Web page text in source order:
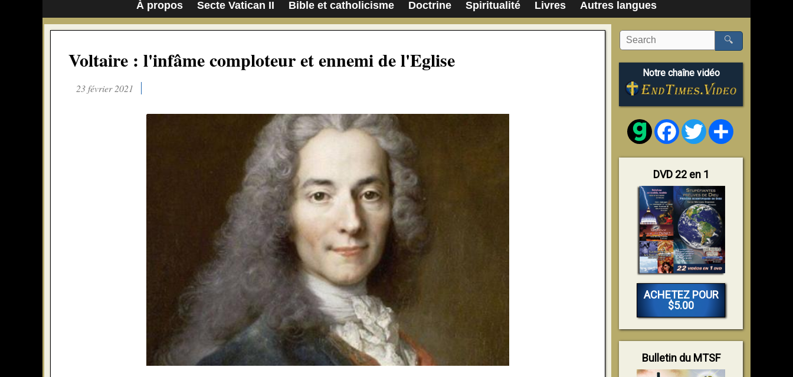
À propos Secte Vatican II Bible et catholicisme Doctrine Spiritualité Livres Autres langues
Voltaire : l'infâme comploteur et ennemi de l'Eglise
23 février 2021
🔍
Notre chaîne vidéo
FacebookTwitter
DVD 22 en 1
ACHETEZ POUR
$5.00
Bulletin du MTSF